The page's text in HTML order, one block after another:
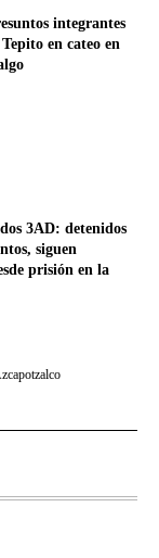
integrantes
en cateo en
3AD: detenidos
siguen
prisión en la